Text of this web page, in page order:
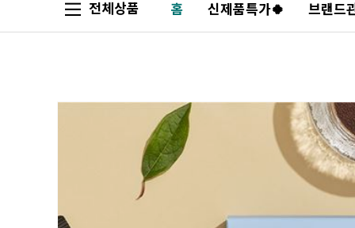
전체상품 홈 신제품특가🍀 브랜드